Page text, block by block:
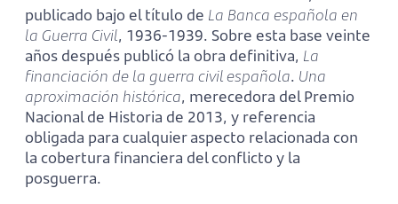
publicado bajo el título de La Banca española en
la Guerra Civil, 1936-1939. Sobre esta base veinte
años después publicó la obra definitiva, La
financiación de la guerra civil española. Una
aproximación histórica, merecedora del Premio
Nacional de Historia de 2013, y referencia
obligada para cualquier aspecto relacionada con
la cobertura financiera del conflicto y la
posguerra.